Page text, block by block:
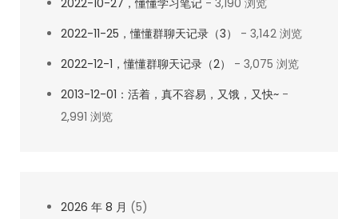
2022-10-27，懂懂学习笔记 - 3,190 浏览
2022-11-25，懂懂群聊天记录（3）
- 3,142 浏览
2022-12-1，懂懂群聊天记录（2）
- 3,075 浏览
2013-12-01：活着，真不容易，又饿，又快~ -
2,991 浏览
2026 年 8 月 (5)